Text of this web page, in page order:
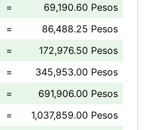
=
69,190.60 Pesos
=
86,488.25 Pesos
=
172,976.50 Pesos
=
345,953.00 Pesos
=
691,906.00 Pesos
=
1,037,859.00 Pesos